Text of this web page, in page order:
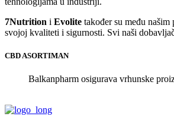
7Nutrition i Evolite također su među
svojoj kvaliteti i sigurnosti. Svi naši
CBD ASORTIMAN
Balkanpharm osigurava vrhunske